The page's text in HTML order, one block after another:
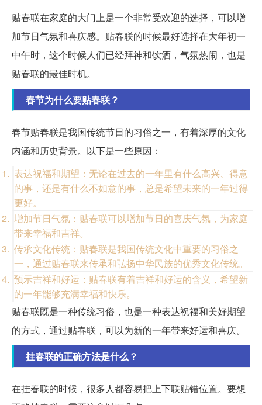
贴春联在家庭的大门上是一个非常受欢迎的选择，可以增
加节日气氛和喜庆感。贴春联的时候最好选择在大年初一
中午时，这个时候人们已经拜神和饮酒，气氛热闹，也是
贴春联的最佳时机。
春节为什么要贴春联？
春节贴春联是我国传统节日的习俗之一，有着深厚的文化
内涵和历史背景。以下是一些原因：
表达祝福和期望：无论在过去的一年里有什么高兴、得意
的事，还是有什么不如意的事，总是希望未来的一年过得
更好。
增加节日气氛：贴春联可以增加节日的喜庆气氛，为家庭
带来幸福和吉祥。
传承文化传统：贴春联是我国传统文化中重要的习俗之
一，通过贴春联来传承和弘扬中华民族的优秀文化传统。
预示吉祥和好运：贴春联有着吉祥和好运的含义，希望新
的一年能够充满幸福和快乐。
贴春联既是一种传统习俗，也是一种表达祝福和美好期望
的方式，通过贴春联，可以为新的一年带来好运和喜庆。
挂春联的正确方法是什么？
在挂春联的时候，很多人都容易把上下联贴错位置。要想